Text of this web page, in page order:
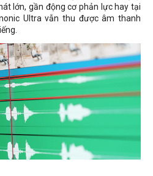
lớn, gần động cơ phản lực hay tại
Ultra vẫn thu được âm thanh